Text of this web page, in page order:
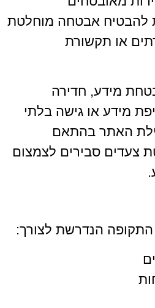
להבטיח אבטחה מוחלטת
או תקשורת
מידע, חדירה
מידע או גישה בלתי
האתר בהתאם
צעדים סבירים לצמצום
הנדרשת לצורך: